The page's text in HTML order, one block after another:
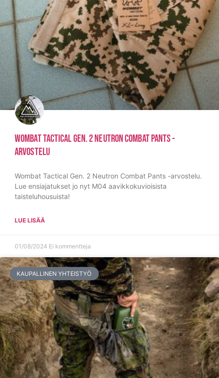
Wombat Tactical Gen. 2 Neutron Combat Pants -
Arvostelu
Wombat Tactical Gen. 2 Neutron Combat Pants -arvostelu.
Lue ensiajatukset jo nyt M04 aavikkokuvioisista
taisteluhousuista!
LUE LISÄÄ
01/08/2024 Ei kommentteja
KAUPALLINEN YHTEISTYÖ